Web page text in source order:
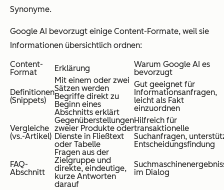
Synonyme.
Google AI bevorzugt einige Content-Formate, weil sie
Informationen übersichtlich ordnen:
Content-
Format
Erklärung
Warum Google AI es
bevorzugt
Definitionen
(Snippets)
Mit einem oder zwei
Sätzen werden
Begriffe direkt zu
Beginn eines
Abschnitts erklärt
Gut geeignet für
Informationsanfragen,
leicht als Fakt
einzuordnen
Vergleiche
(vs.-Artikel)
Gegenüberstellungen
zweier Produkte oder
Dienste in Fließtext
oder Tabelle
Hilfreich für
transaktionelle
Suchanfragen,
Entscheidungsfindung
FAQ-
Abschnitt
Fragen aus der
Zielgruppe und
direkte, eindeutige,
kurze Antworten
darauf
im Dialog